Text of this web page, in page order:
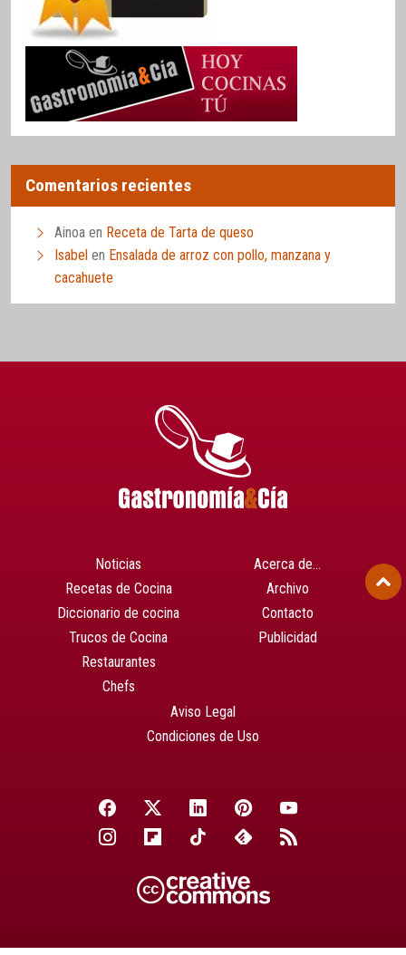
Comentarios recientes
Ainoa en Receta de Tarta de queso
Isabel en Ensalada de arroz con pollo, manzana y
cacahuete
Noticias
Recetas de Cocina
Diccionario de cocina
Trucos de Cocina
Restaurantes
Chefs
Acerca de…
Archivo
Contacto
Publicidad
Aviso Legal
Condiciones de Uso